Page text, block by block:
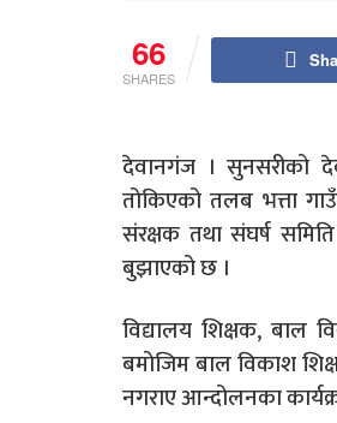
66
SHARES
देवानगंज । सुनसरीको
तोकिएको तलब भत्ता
संरक्षक तथा संघर्ष
बुझाएको छ ।
विद्यालय शिक्षक, बाल
बमोजिम बाल विकाश
नगराए आन्दोलनका